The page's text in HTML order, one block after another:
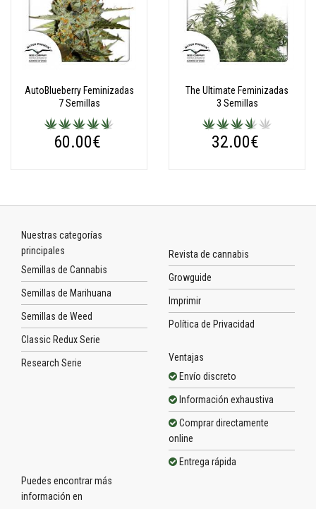
AutoBlueberry Feminizadas
7 Semillas
60.00€
The Ultimate Feminizadas
3 Semillas
32.00€
Nuestras categorías
principales
Semillas de Cannabis
Semillas de Marihuana
Semillas de Weed
Classic Redux Serie
Research Serie
Revista de cannabis
Growguide
Imprimir
Política de Privacidad
Ventajas
Envío discreto
Información exhaustiva
Comprar directamente
online
Entrega rápida
Puedes encontrar más
información en